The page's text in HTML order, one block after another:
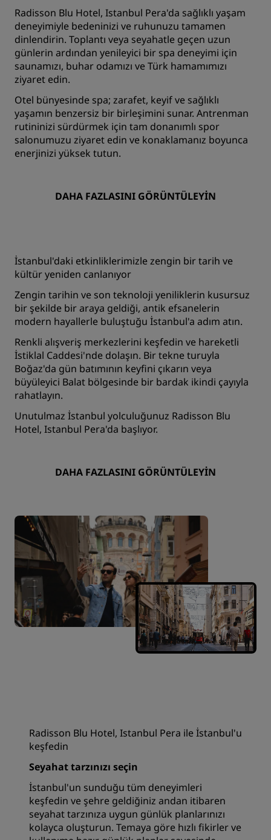
Radisson Blu Hotel, Istanbul Pera'da sağlıklı yaşam
deneyimiyle bedeninizi ve ruhunuzu tamamen
dinlendirin. Toplantı veya seyahatle geçen uzun
günlerin ardından yenileyici bir spa deneyimi için
saunamızı, buhar odamızı ve Türk hamamımızı
ziyaret edin.
Otel bünyesinde spa; zarafet, keyif ve sağlıklı
yaşamın benzersiz bir birleşimini sunar. Antrenman
rutininizi sürdürmek için tam donanımlı spor
salonumuzu ziyaret edin ve konaklamanız boyunca
enerjinizi yüksek tutun.
DAHA FAZLASINI GÖRÜNTÜLEYIN
İstanbul'daki etkinliklerimizle zengin bir tarih ve
kültür yeniden canlanıyor
Zengin tarihin ve son teknoloji yeniliklerin kusursuz
bir şekilde bir araya geldiği, antik efsanelerin
modern hayallerle buluştuğu İstanbul'a adım atın.
Renkli alışveriş merkezlerini keşfedin ve hareketli
İstiklal Caddesi'nde dolaşın. Bir tekne turuyla
Boğaz'da gün batımının keyfini çıkarın veya
büyüleyici Balat bölgesinde bir bardak ikindi çayıyla
rahatlayın.
Unutulmaz İstanbul yolculuğunuz Radisson Blu
Hotel, Istanbul Pera'da başlıyor.
DAHA FAZLASINI GÖRÜNTÜLEYIN
Radisson Blu Hotel, Istanbul Pera ile İstanbul'u
keşfedin
Seyahat tarzınızı seçin
İstanbul'un sunduğu tüm deneyimleri
keşfedin ve şehre geldiğiniz andan itibaren
seyahat tarzınıza uygun günlük planlarınızı
kolayca oluşturun. Temaya göre hızlı fikirler ve